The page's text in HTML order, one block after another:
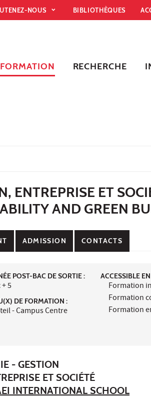
NOUS BIBLIOTHÈQUES
FORMATION RECHERCHE
ENTREPRISE ET
AND GREEN
ADMISSION CONTACTS
POST-BAC DE SORTIE :
5
DE FORMATION :
- Campus Centre
ACCESSIBLE
Formation
Formation
Formation
- GESTION
ET SOCIÉTÉ
INTERNATIONAL SCHOOL